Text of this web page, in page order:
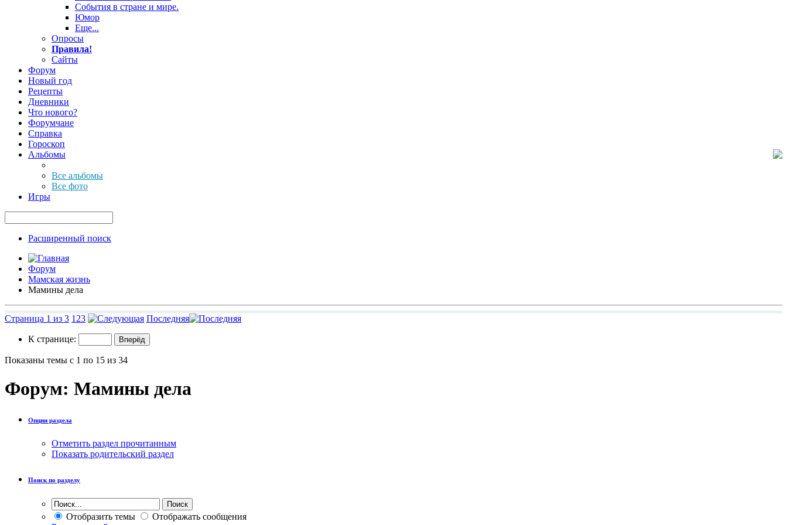
События в стране и мире.
Юмор
Еще...
Опросы
Правила!
Сайты
Форум
Новый год
Рецепты
Дневники
Что нового?
Форумчане
Справка
Гороскоп
Альбомы
Все альбомы
Все фото
Игры
Расширенный поиск
Форум
Мамская жизнь
Мамины дела
Страница 1 из 3 1 23 Последняя
К странице:
Показаны темы с 1 по 15 из 34
Форум: Мамины дела
Опции раздела
Отметить раздел прочитанным
Показать родительский раздел
Поиск по разделу
Отобразить темы
Отображать сообщения